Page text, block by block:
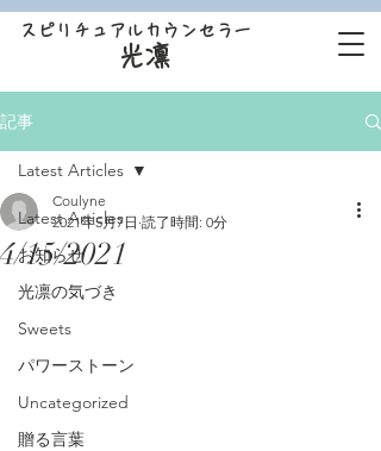
スピリチュアルカウンセラー
光凛
記事
Latest Articles
お知らせ
光凛の気づき
Sweets
パワーストーン
Uncategorized
贈る言葉
Latest Articles
4/15/2021
Coulyne
2021年5月7日 読了時間: 0分